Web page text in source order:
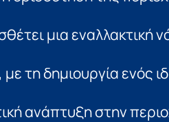
μια εναλλακτική
τη δημιουργία ενός
ανάπτυξη στην